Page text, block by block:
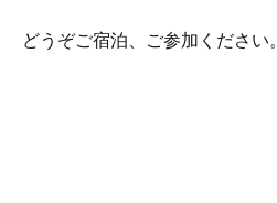
どうぞご宿泊、ご参加ください。